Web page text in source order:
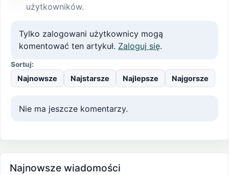
użytkowników.
Tylko zalogowani użytkownicy mogą
komentować ten artykuł. Zaloguj się.
Sortuj:
Najnowsze Najstarsze Najlepsze Najgorsze
Nie ma jeszcze komentarzy.
Najnowsze wiadomości